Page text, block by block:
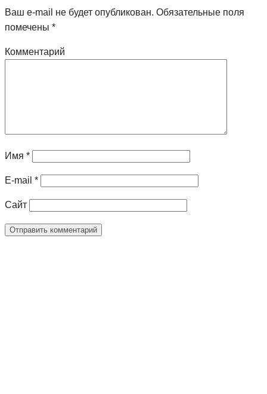
Ваш e-mail не будет опубликован. Обязательные поля
помечены *
Комментарий
Имя *
E-mail *
Сайт